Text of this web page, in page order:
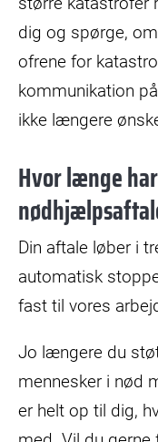
dig og spørge,
ofrene for
kommunikation
ikke længere
Hvor længe
Din aftale løber i
automatisk
fast til vores
Jo længere du
mennesker i nød
er helt op til dig,